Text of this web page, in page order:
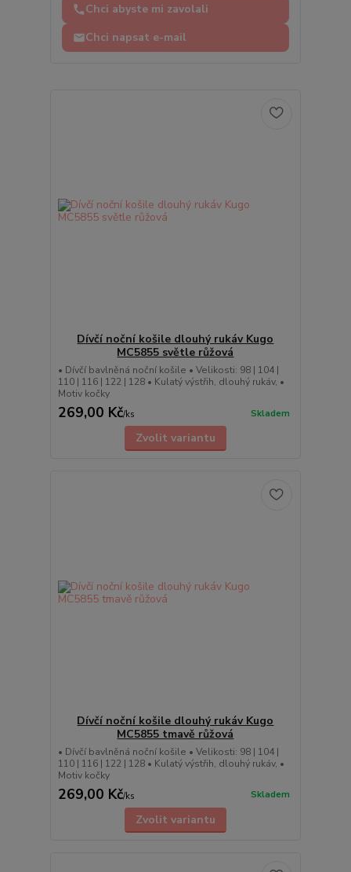
Chci abyste mi zavolali
Chci napsat e-mail
Dívčí noční košile dlouhý rukáv Kugo
MC5855 světle růžová
• Dívčí bavlněná noční košile • Velikosti: 98 | 104 |
110 | 116 | 122 | 128 • Kulatý výstřih, dlouhý rukáv, •
Motiv kočky
269,00 Kč/ks Skladem
Zvolit variantu
Dívčí noční košile dlouhý rukáv Kugo
MC5855 tmavě růžová
• Dívčí bavlněná noční košile • Velikosti: 98 | 104 |
110 | 116 | 122 | 128 • Kulatý výstřih, dlouhý rukáv, •
Motiv kočky
269,00 Kč/ks Skladem
Zvolit variantu